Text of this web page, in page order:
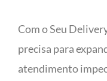
Com o Seu
precisa para
atendimento